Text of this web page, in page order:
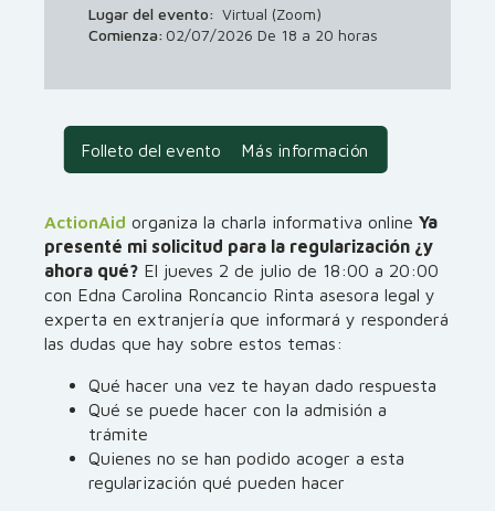
Lugar del evento: Virtual (Zoom)
Comienza: 02/07/2026 De 18 a 20 horas
Folleto del evento Más información
ActionAid organiza la charla informativa online Ya
presenté mi solicitud para la regularización ¿y
ahora qué? El jueves 2 de julio de 18:00 a 20:00
con Edna Carolina Roncancio Rinta asesora legal y
experta en extranjería que informará y responderá
las dudas que hay sobre estos temas:
Qué hacer una vez te hayan dado respuesta
Qué se puede hacer con la admisión a
trámite
Quienes no se han podido acoger a esta
regularización qué pueden hacer